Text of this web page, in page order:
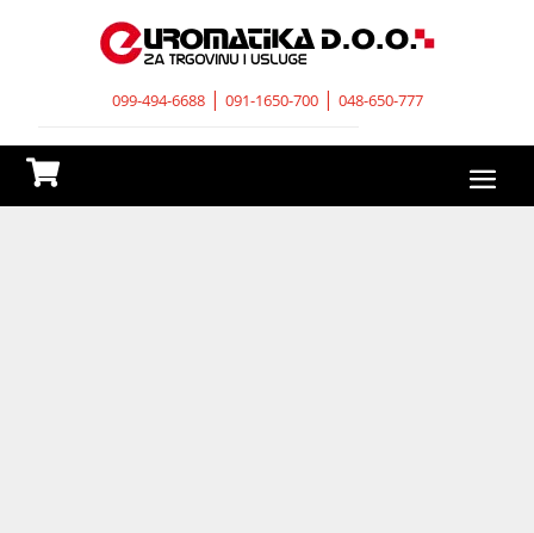
099-494-6688| 091-1650-700| 048-650-777
